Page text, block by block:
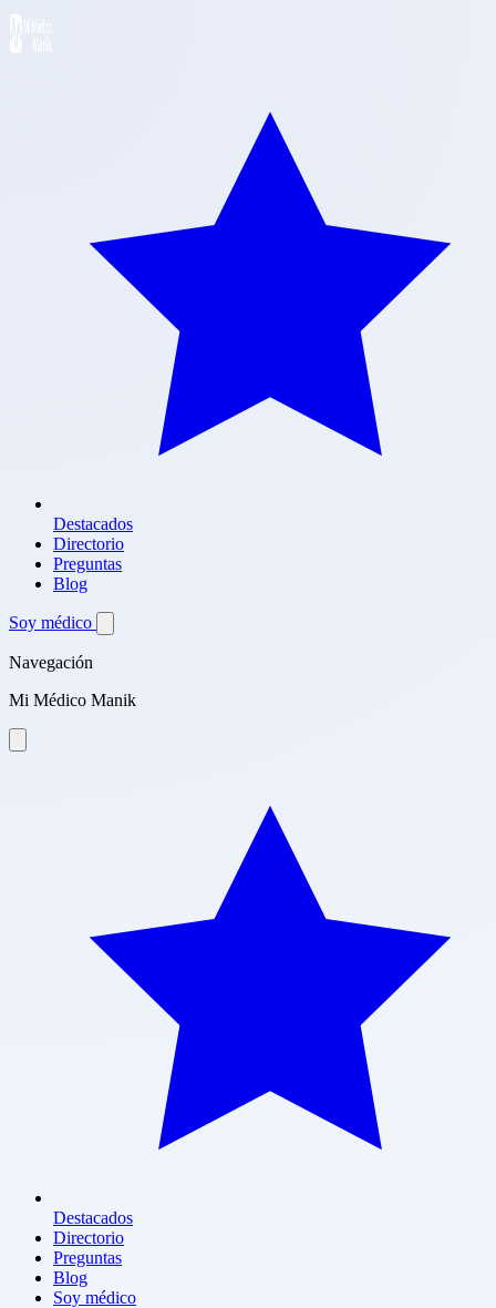
Destacados
Directorio
Preguntas
Blog
Soy médico
Navegación
Mi Médico Manik
Destacados
Directorio
Preguntas
Blog
Soy médico